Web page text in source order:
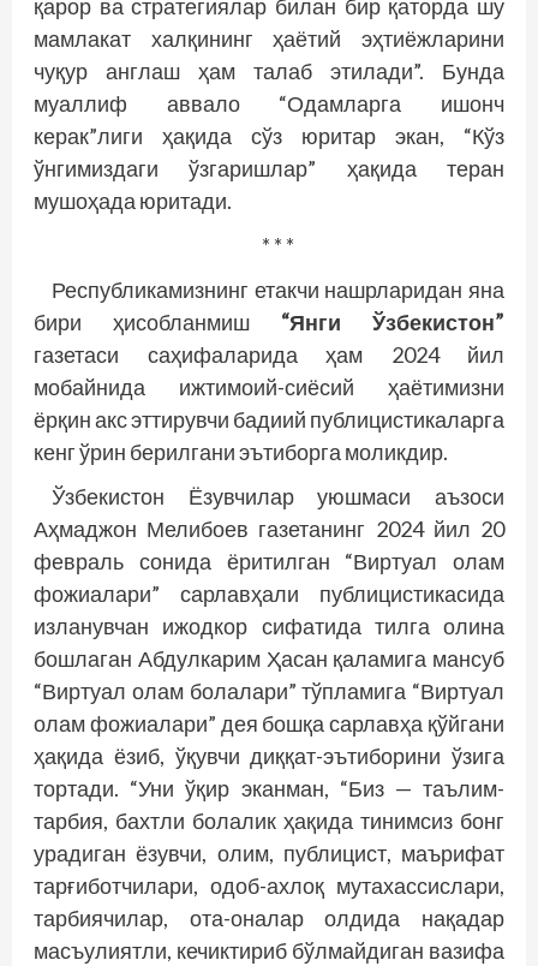
қарор ва стратегиялар билан бир қаторда шу
мамлакат халқининг ҳаётий эҳтиёжларини
чуқур англаш ҳам талаб этилади”. Бунда
муаллиф аввало “Одамларга ишонч
керак”лиги ҳақида сўз юритар экан, “Кўз
ўнгимиздаги ўзгаришлар” ҳақида теран
мушоҳада юритади.
* * *
Республикамизнинг етакчи нашрларидан яна
бири ҳисобланмиш “Янги Ўзбекистон”
газетаси саҳифаларида ҳам 2024 йил
мобайнида ижтимоий-сиёсий ҳаётимизни
ёрқин акс эттирувчи бадиий публицистикаларга
кенг ўрин берилгани эътиборга моликдир.
Ўзбекистон Ёзувчилар уюшмаси аъзоси
Аҳмаджон Мелибоев газетанинг 2024 йил 20
февраль сонида ёритилган “Виртуал олам
фожиалари” сарлавҳали публицистикасида
изланувчан ижодкор сифатида тилга олина
бошлаган Абдулкарим Ҳасан қаламига мансуб
“Виртуал олам болалари” тўпламига “Виртуал
олам фожиалари” дея бошқа сарлавҳа қўйгани
ҳақида ёзиб, ўқувчи диққат-эътиборини ўзига
тортади. “Уни ўқир эканман, “Биз — таълим-
тарбия, бахтли болалик ҳақида тинимсиз бонг
урадиган ёзувчи, олим, публицист, маърифат
тарғиботчилари, одоб-ахлоқ мутахассислари,
тарбиячилар, ота-оналар олдида нақадар
масъулиятли, кечиктириб бўлмайдиган вазифа